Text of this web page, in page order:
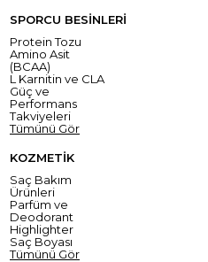
SPORCU BESİNLERİ
Protein Tozu
Amino Asit
(BCAA)
L Karnitin ve CLA
Güç ve
Performans
Takviyeleri
Tümünü Gör
KOZMETİK
Saç Bakım
Ürünleri
Parfüm ve
Deodorant
Highlighter
Saç Boyası
Tümünü Gör